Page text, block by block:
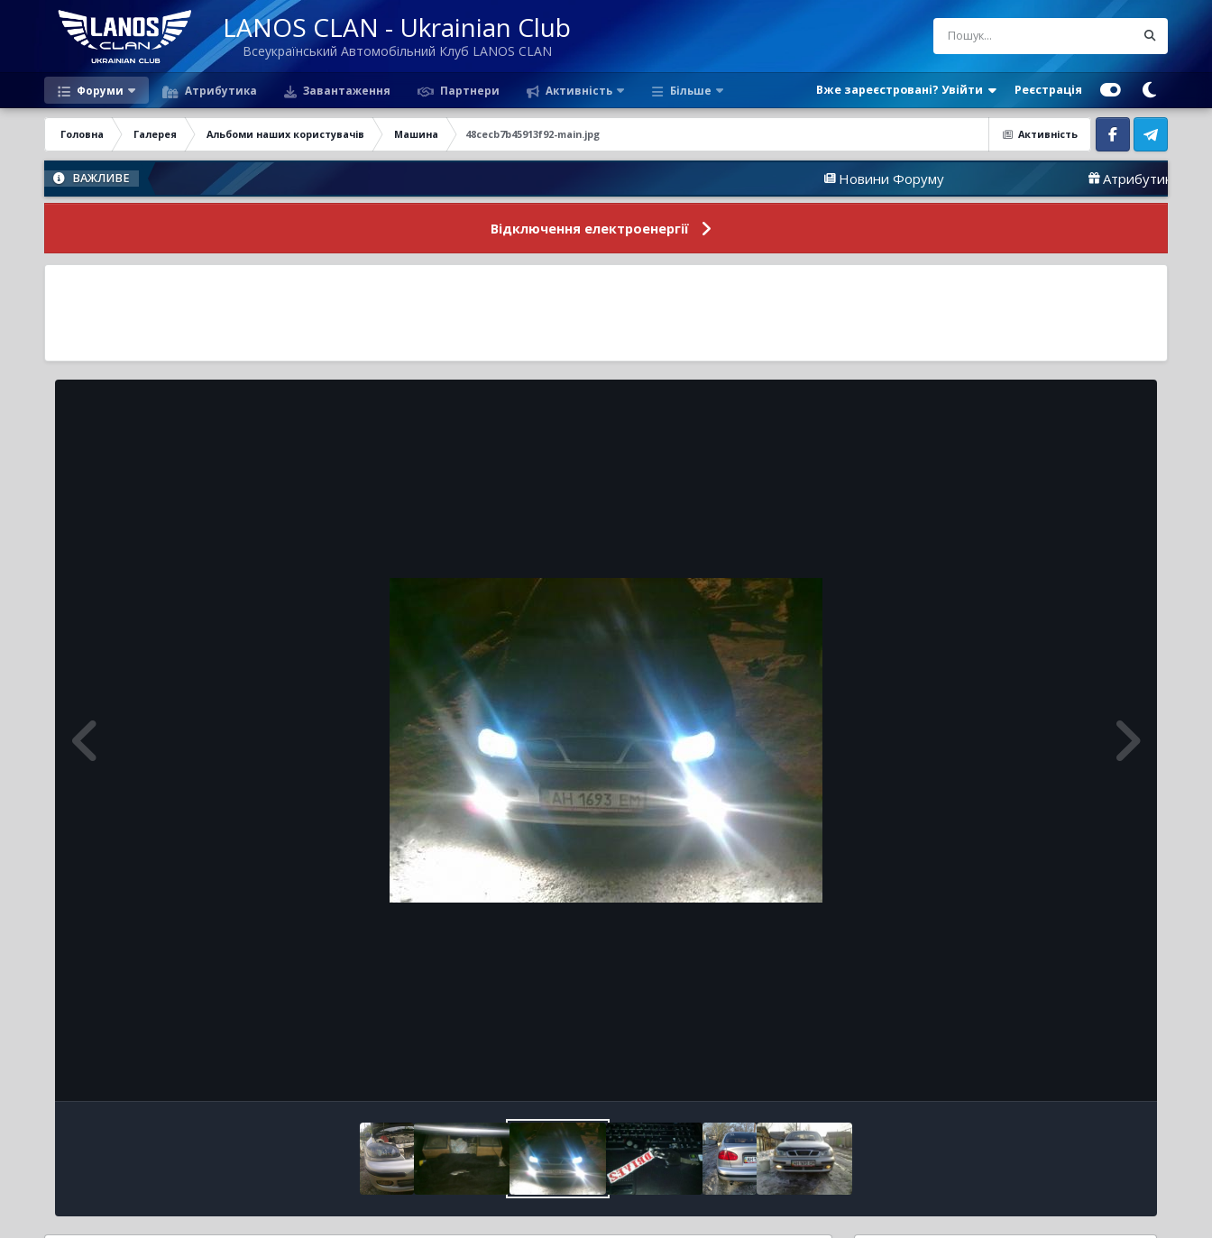
LANOS CLAN - Ukrainian Club
Всеукраїнський Автомобільний Клуб LANOS CLAN
Форуми Атрибутика Завантаження Партнери Активність Більше Вже зареєстровані? Увійти Реєстрація
Активність
Головна Галерея Альбоми наших користувачів Машина 48cecb7b45913f92-main.jpg
Facebook Telegram
ВАЖЛИВЕ Новини Форуму Атрибутика
Відключення електроенергії